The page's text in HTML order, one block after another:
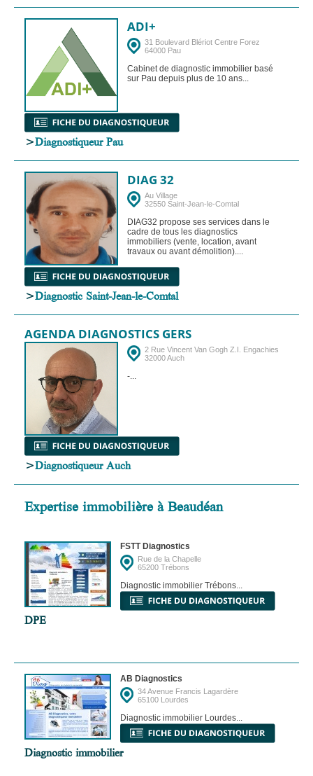
ADI+
31 Boulevard Blériot Centre Forez
64000 Pau
Cabinet de diagnostic immobilier basé
sur Pau depuis plus de 10 ans...
>Diagnostiqueur Pau
DIAG 32
Au Village
32550 Saint-Jean-le-Comtal
DIAG32 propose ses services dans le
cadre de tous les diagnostics
immobiliers (vente, location, avant
travaux ou avant démolition)....
>Diagnostic Saint-Jean-le-Comtal
AGENDA DIAGNOSTICS GERS
2 Rue Vincent Van Gogh Z.I. Engachies
32000 Auch
-...
>Diagnostiqueur Auch
Expertise immobilière à Beaudéan
FSTT Diagnostics
Rue de la Chapelle
65200 Trébons
Diagnostic immobilier Trébons...
DPE
AB Diagnostics
34 Avenue Francis Lagardère
65100 Lourdes
Diagnostic immobilier Lourdes...
Diagnostic immobilier